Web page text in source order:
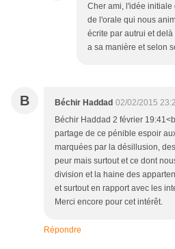
Cher ami, l'idée initiale
de l'orale qui nous
écrite par autrui et
a sa manière et selon
B Béchir Haddad 02/02/2015
Béchir Haddad 2 février
partage de ce pénible espoir
marquées par la désillusion,
peur mais surtout et ce dont
division et la haine des
et surtout en rapport avec les
Merci encore pour cet intérêt.
Répondre